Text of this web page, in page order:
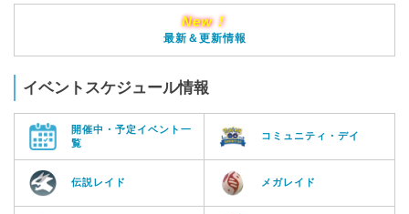
New！
最新＆更新情報
イベントスケジュール情報
開催中・予定イベント一
覧
コミュニティ・デイ
伝説レイド メガレイド